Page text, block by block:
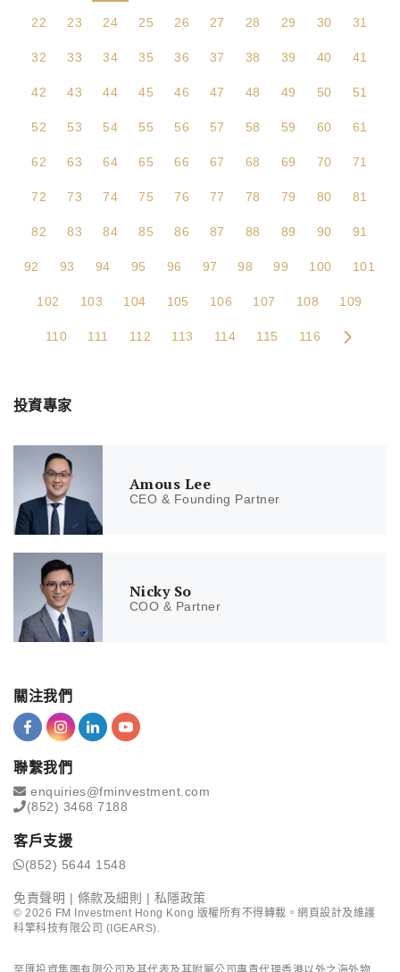
22 23 24 25 26 27 28 29 30 31
32 33 34 35 36 37 38 39 40 41
42 43 44 45 46 47 48 49 50 51
52 53 54 55 56 57 58 59 60 61
62 63 64 65 66 67 68 69 70 71
72 73 74 75 76 77 78 79 80 81
82 83 84 85 86 87 88 89 90 91
92 93 94 95 96 97 98 99 100 101
102 103 104 105 106 107 108 109
110 111 112 113 114 115 116
投資專家
Amous Lee
CEO & Founding Partner
Nicky So
COO & Partner
關注我們
聯繫我們
enquiries@fminvestment.com
(852) 3468 7188
客戶支援
(852) 5644 1548
免責聲明 | 條款及細則 | 私隱政策
© 2026 FM Investment Hong Kong 版權所有不得轉載。網頁設計及維護
科擎科技有限公司 (IGEARS).